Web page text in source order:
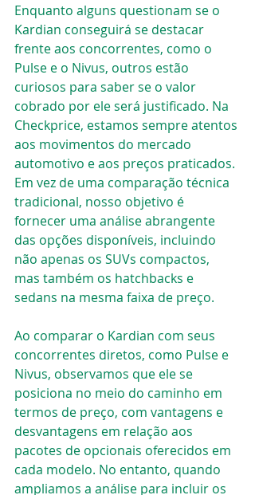
Enquanto alguns questionam se o
Kardian conseguirá se destacar
frente aos concorrentes, como o
Pulse e o Nivus, outros estão
curiosos para saber se o valor
cobrado por ele será justificado. Na
Checkprice, estamos sempre atentos
aos movimentos do mercado
automotivo e aos preços praticados.
Em vez de uma comparação técnica
tradicional, nosso objetivo é
fornecer uma análise abrangente
das opções disponíveis, incluindo
não apenas os SUVs compactos,
mas também os hatchbacks e
sedans na mesma faixa de preço.
Ao comparar o Kardian com seus
concorrentes diretos, como Pulse e
Nivus, observamos que ele se
posiciona no meio do caminho em
termos de preço, com vantagens e
desvantagens em relação aos
pacotes de opcionais oferecidos em
cada modelo. No entanto, quando
ampliamos a análise para incluir os